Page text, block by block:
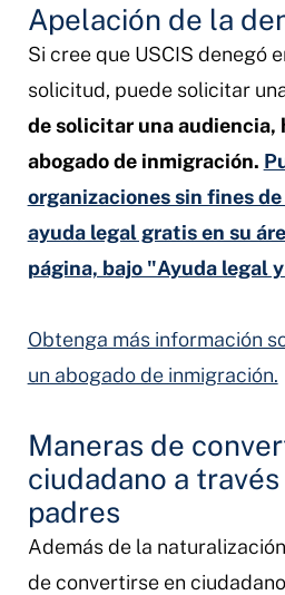
Apelación de la
Si cree que USCIS denegó
solicitud, puede solicitar
de solicitar una audiencia,
abogado de inmigración.
organizaciones sin fines
ayuda legal gratis en su
página, bajo "Ayuda legal
Obtenga más información
un abogado de inmigración.
Maneras de
ciudadano a
padres
Además de la
de convertirse en